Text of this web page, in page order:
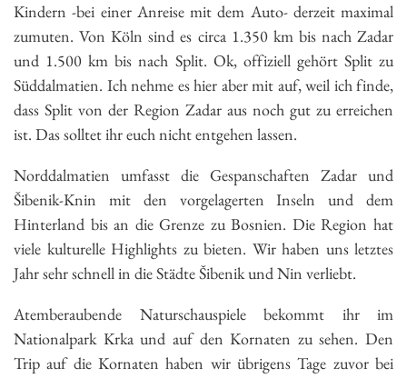
Kindern -bei einer Anreise mit dem Auto- derzeit maximal
zumuten. Von Köln sind es circa 1.350 km bis nach Zadar
und 1.500 km bis nach Split. Ok, offiziell gehört Split zu
Süddalmatien. Ich nehme es hier aber mit auf, weil ich finde,
dass Split von der Region Zadar aus noch gut zu erreichen
ist. Das solltet ihr euch nicht entgehen lassen.
Norddalmatien umfasst die Gespanschaften Zadar und
Šibenik-Knin mit den vorgelagerten Inseln und dem
Hinterland bis an die Grenze zu Bosnien. Die Region hat
viele kulturelle Highlights zu bieten. Wir haben uns letztes
Jahr sehr schnell in die Städte Šibenik und Nin verliebt.
Atemberaubende Naturschauspiele bekommt ihr im
Nationalpark Krka und auf den Kornaten zu sehen. Den
Trip auf die Kornaten haben wir übrigens Tage zuvor bei